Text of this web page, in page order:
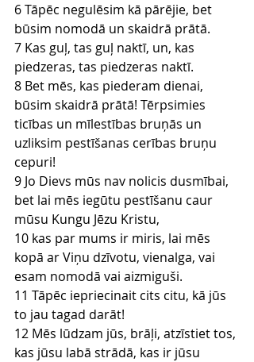
6 Tāpēc negulēsim kā pārējie, bet
būsim nomodā un skaidrā prātā.
7 Kas guļ, tas guļ naktī, un, kas
piedzeras, tas piedzeras naktī.
8 Bet mēs, kas piederam dienai,
būsim skaidrā prātā! Tērpsimies
ticības un mīlestības bruņās un
uzliksim pestīšanas cerības bruņu
cepuri!
9 Jo Dievs mūs nav nolicis dusmībai,
bet lai mēs iegūtu pestīšanu caur
mūsu Kungu Jēzu Kristu,
10 kas par mums ir miris, lai mēs
kopā ar Viņu dzīvotu, vienalga, vai
esam nomodā vai aizmiguši.
11 Tāpēc iepriecinait cits citu, kā jūs
to jau tagad darāt!
12 Mēs lūdzam jūs, brāļi, atzīstiet tos,
kas jūsu labā strādā, kas ir jūsu